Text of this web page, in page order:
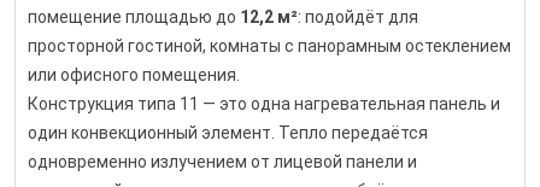
помещение площадью до 12,2 м²: подойдёт для
просторной гостиной, комнаты с панорамным остеклением
или офисного помещения.
Конструкция типа 11 — это одна нагревательная панель и
один конвекционный элемент. Тепло передаётся
одновременно излучением от лицевой панели и